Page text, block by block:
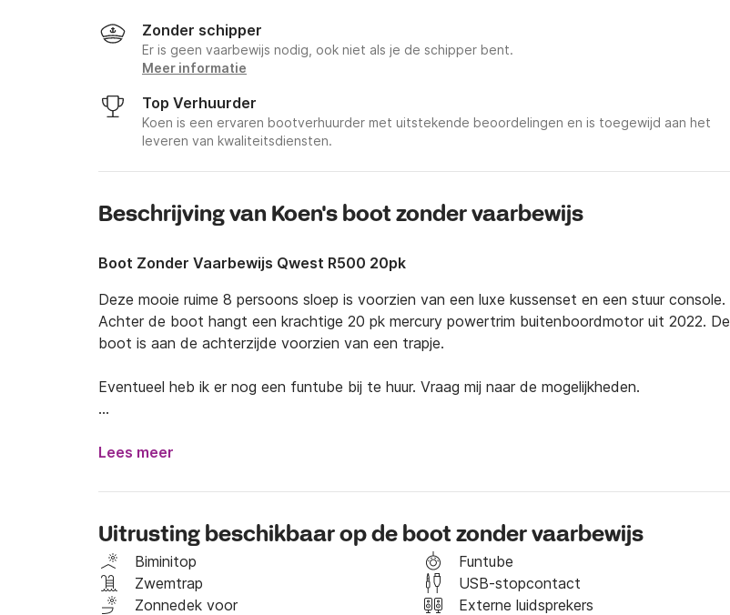
Zonder schipper
Er is geen vaarbewijs nodig, ook niet als je de schipper bent.
Meer informatie
Top Verhuurder
Koen is een ervaren bootverhuurder met uitstekende beoordelingen en is toegewijd aan het
leveren van kwaliteitsdiensten.
Beschrijving van Koen's boot zonder vaarbewijs
Boot Zonder Vaarbewijs Qwest R500 20pk
Deze mooie ruime 8 persoons sloep is voorzien van een luxe kussenset en een stuur console.
Achter de boot hangt een krachtige 20 pk mercury powertrim buitenboordmotor uit 2022. De
boot is aan de achterzijde voorzien van een trapje.
Eventueel heb ik er nog een funtube bij te huur. Vraag mij naar de mogelijkheden.
boot.
De borg is 250 euro voor een dag wat overgemaakt kan worden via tikkie. Uiteraard krijgt u
Na het boeken kunt u mijn telefoonnummer krijgen, en stuur ik de rest van de gegevens door
die u nodig heeft.
Lees meer
Uitrusting beschikbaar op de boot zonder vaarbewijs
Biminitop
Funtube
Zwemtrap
USB-stopcontact
Zonnedek voor
Externe luidsprekers